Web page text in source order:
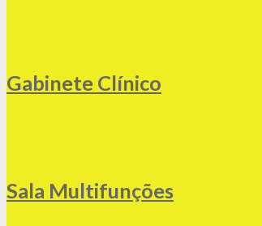
Gabinete Clínico
Sala Multifunções